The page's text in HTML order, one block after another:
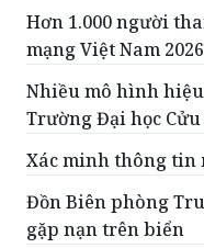
Nhiều mô hình
Trường Đại học Cửu
Xác minh thông tin
gặp nạn trên biển
Nghệ An lần đầu